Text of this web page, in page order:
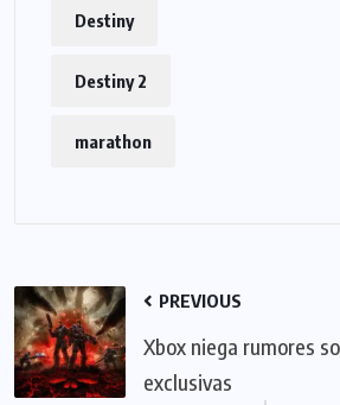
Destiny
Destiny 2
marathon
PREVIOUS
Xbox niega rumores
exclusivas